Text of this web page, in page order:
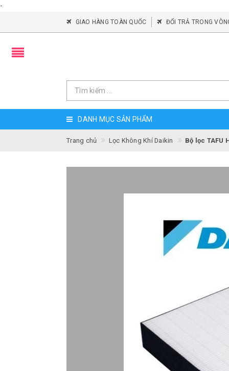
-
GIAO HÀNG TOÀN QUỐC ĐỔI TRẢ TRONG
DANH MỤC SẢN PHẨM
Trang chủ Lọc Không Khí Daikin Bộ lọc TAFU